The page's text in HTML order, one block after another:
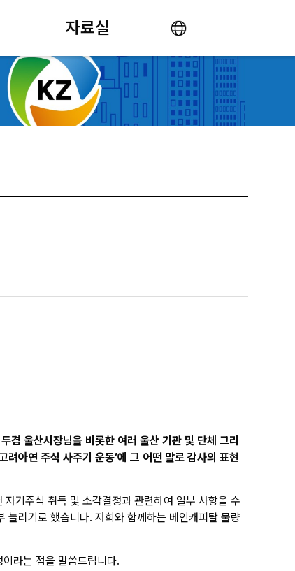
자료실
겸 울산시장님을 비롯한 여러 울산 기관 및 단체 그리
아연 주식 사주기 운동’에 그 어떤 말로 감사의 표현
기주식 취득 및 소각결정과 관련하여 일부 사항을 수
리기로 했습니다. 저희와 함께하는 베인캐피탈 물량
라는 점을 말씀드립니다.